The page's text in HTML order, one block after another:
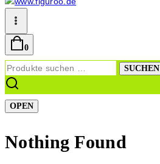
0
Suchen
nach:
SUCHEN
OPEN
Nothing Found